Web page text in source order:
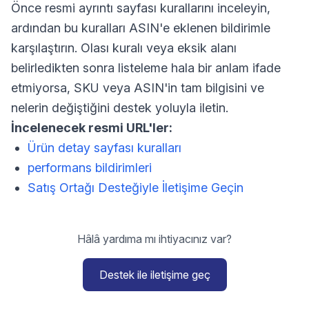
Önce resmi ayrıntı sayfası kurallarını inceleyin,
ardından bu kuralları ASIN'e eklenen bildirimle
karşılaştırın. Olası kuralı veya eksik alanı
belirledikten sonra listeleme hala bir anlam ifade
etmiyorsa, SKU veya ASIN'in tam bilgisini ve
nelerin değiştiğini destek yoluyla iletin.
İncelenecek resmi URL'ler:
Ürün detay sayfası kuralları
performans bildirimleri
Satış Ortağı Desteğiyle İletişime Geçin
Hâlâ yardıma mı ihtiyacınız var?
Destek ile iletişime geç